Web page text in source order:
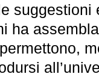
suggestioni
ha